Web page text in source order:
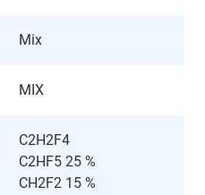
Mix
MIX
C2H2F4
C2HF5 25 %
CH2F2 15 %